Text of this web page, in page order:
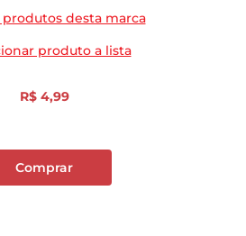
produtos desta marca
produto a lista
R$ 4,99
Comprar